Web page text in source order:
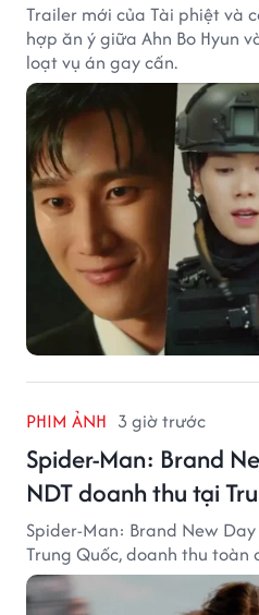
Trailer mới của Tài phiệt và
hợp ăn ý giữa Ahn Bo Hyun
loạt vụ án gay cấn.
PHIM ẢNH 3 giờ trước
Spider-Man: Brand
NDT doanh thu tại
Spider-Man: Brand New
Trung Quốc, doanh thu toàn